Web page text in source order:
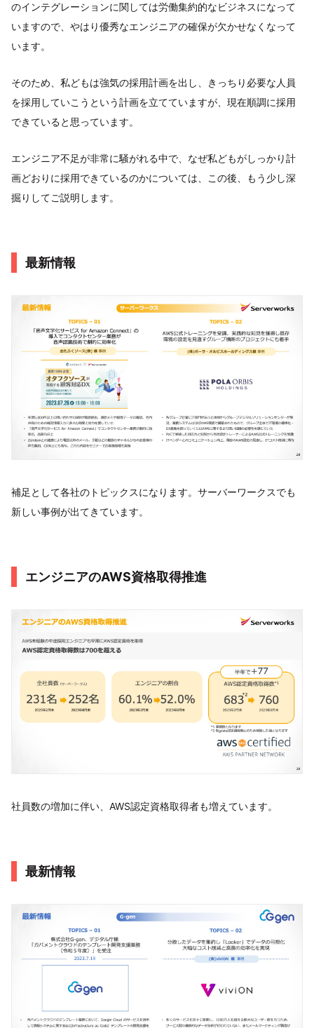
のインテグレーションに関しては労働集約的なビジネスになって
いますので、やはり優秀なエンジニアの確保が欠かせなくなって
います。
そのため、私どもは強気の採用計画を出し、きっちり必要な人員
を採用していこうという計画を立てていますが、現在順調に採用
できていると思っています。
エンジニア不足が非常に騒がれる中で、なぜ私どもがしっかり計
画どおりに採用できているのかについては、この後、もう少し深
掘りしてご説明します。
最新情報
補足として各社のトピックスになります。サーバーワークスでも
新しい事例が出てきています。
エンジニアのAWS資格取得推進
社員数の増加に伴い、AWS認定資格取得者も増えています。
最新情報